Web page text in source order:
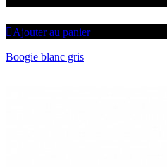
Ajouter au panier
Boogie blanc gris